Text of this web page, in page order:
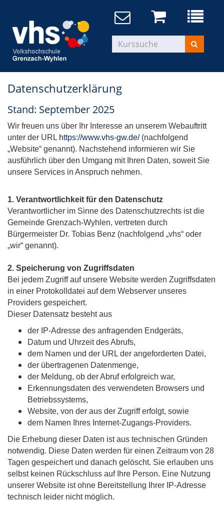
Datenschutzerklärung
Stand: September 2025
Wir freuen uns über Ihr Interesse an unserem Webauftritt
unter der URL https://www.vhs-gw.de/(nachfolgend
„Website“ genannt). Nachstehend informieren wir Sie
ausführlich über den Umgang mit Ihren Daten, soweit Sie
unsere Services in Anspruch nehmen.
1. Verantwortlichkeit für den Datenschutz
Verantwortlicher im Sinne des Datenschutzrechts ist die
Gemeinde Grenzach-Wyhlen, vertreten durch
Bürgermeister Dr. Tobias Benz (nachfolgend „vhs“ oder
„wir“ genannt).
2. Speicherung von Zugriffsdaten
Bei jedem Zugriff auf unsere Website werden Zugriffsdaten
in einer Protokolldatei auf dem Webserver unseres
Providers gespeichert.
Dieser Datensatz besteht aus
der IP-Adresse des anfragenden Endgeräts,
Datum und Uhrzeit des Abrufs,
dem Namen und der URL der angeforderten Datei,
der übertragenen Datenmenge,
der Meldung, ob der Abruf erfolgreich war,
Erkennungsdaten des verwendeten Browsers und
Betriebssystems,
Website, von der aus der Zugriff erfolgt, sowie
dem Namen Ihres Internet-Zugangs-Providers.
Die Erhebung dieser Daten ist aus technischen Gründen
notwendig. Diese Daten werden für einen Zeitraum von 28
Tagen gespeichert und danach gelöscht. Sie erlauben uns
selbst keinen Rückschluss auf Ihre Person. Eine Nutzung
unserer Website ist ohne Bereitstellung Ihrer IP-Adresse
technisch leider nicht möglich.